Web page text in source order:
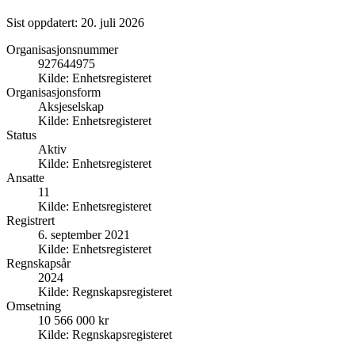
Sist oppdatert: 20. juli 2026
Organisasjonsnummer
927644975
Kilde: Enhetsregisteret
Organisasjonsform
Aksjeselskap
Kilde: Enhetsregisteret
Status
Aktiv
Kilde: Enhetsregisteret
Ansatte
11
Kilde: Enhetsregisteret
Registrert
6. september 2021
Kilde: Enhetsregisteret
Regnskapsår
2024
Kilde: Regnskapsregisteret
Omsetning
10 566 000 kr
Kilde: Regnskapsregisteret